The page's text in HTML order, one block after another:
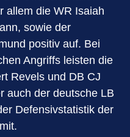
allem die WR Isaiah
sowie der
positiv auf. Bei
Angriffs leisten die
Revels und DB CJ
auch der deutsche LB
Defensivstatistik der